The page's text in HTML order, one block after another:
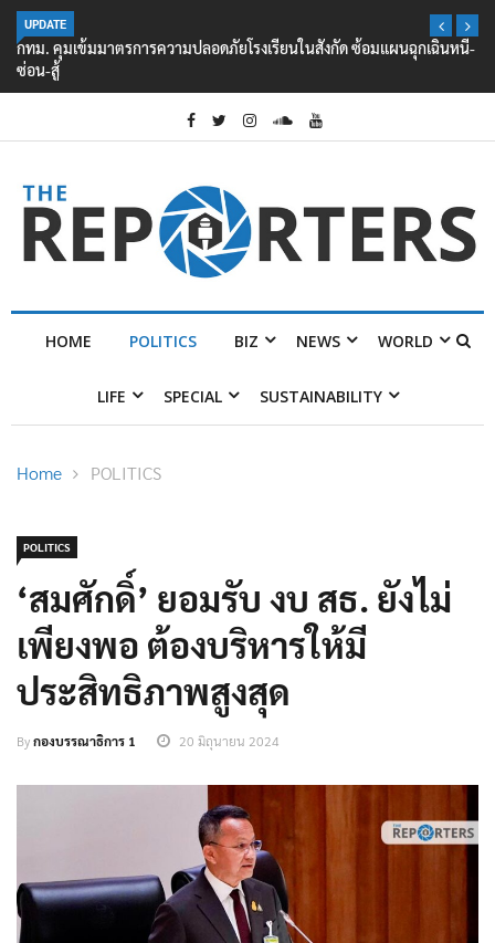
UPDATE
กทม. คุมเข้มมาตรการความปลอดภัยโรงเรียนในสังกัด ซ้อมแผนฉุกเฉินหนี-
ซ่อน-สู้
HOME POLITICS BIZ NEWS WORLD
LIFE SPECIAL SUSTAINABILITY
Home POLITICS
POLITICS
‘สมศักดิ์’ ยอมรับ งบ สธ. ยังไม่
เพียงพอ ต้องบริหารให้มี
ประสิทธิภาพสูงสุด
Byกองบรรณาธิการ 1 20 มิถุนายน 2024